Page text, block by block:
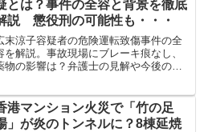
とは？事件の全容と背景を徹底
説 懲役刑の可能性も・・・
末涼子容疑者の危険運転致傷事件の全
を解説。事故現場にブレーキ痕なし、
物の影響は？弁護士の見解や今後の捜
港マンション火災で「竹の足
」が炎のトンネルに？8棟延焼